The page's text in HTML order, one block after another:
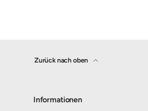
Zurück nach oben
Informationen